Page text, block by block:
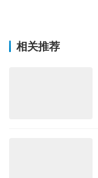
相关推荐